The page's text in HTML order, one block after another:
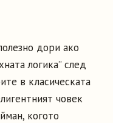
дори ако
логика” след
в класическата
човек
когото